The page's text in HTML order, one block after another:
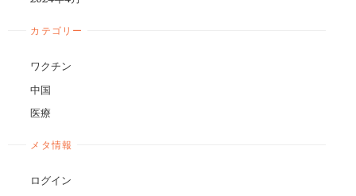
カテゴリー
ワクチン
中国
医療
メタ情報
ログイン